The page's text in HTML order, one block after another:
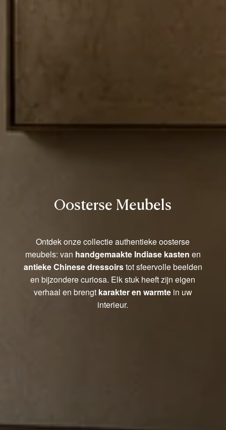
Oosterse Meubels
Ontdek onze collectie authentieke oosterse
meubels: van handgemaakte Indiase kasten en
antieke Chinese dressoirstot sfeervolle beelden
en bijzondere curiosa. Elk stuk heeft zijn eigen
verhaal en brengt karakter en warmte in uw
interieur.